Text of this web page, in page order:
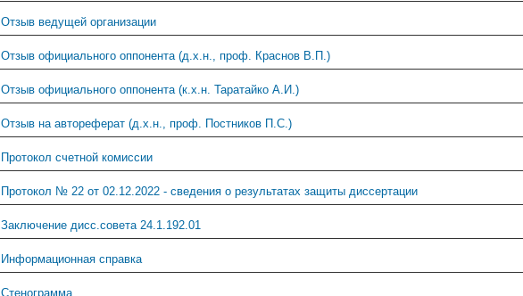
Отзыв ведущей организации
Отзыв официального оппонента (д.х.н., проф. Краснов В.П.)
Отзыв официального оппонента (к.х.н. Таратайко А.И.)
Отзыв на автореферат (д.х.н., проф. Постников П.С.)
Протокол счетной комиссии
Протокол № 22 от 02.12.2022 - сведения о результатах защиты диссертации
Заключение дисс.совета 24.1.192.01
Информационная справка
Стенограмма